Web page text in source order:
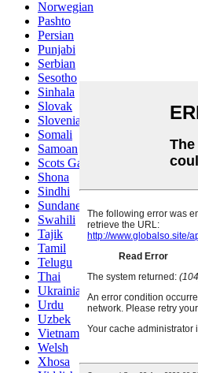
Norwegian
Pashto
Persian
Punjabi
Serbian
Sesotho
Sinhala
Slovak
Slovenian
Somali
Samoan
Scots Gaelic
Shona
Sindhi
Sundanese
Swahili
Tajik
Tamil
Telugu
Thai
Ukrainian
Urdu
Uzbek
Vietnamese
Welsh
Xhosa